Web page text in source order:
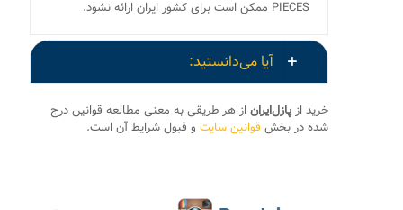
PIECES ممکن است برای کشور ایران ارائه نشود.
آیا می‌دانستید:
خرید از پازل‌ایران از هر طریقی به معنی مطالعه قوانین درج
شده در بخش قوانین سایت و قبول شرایط آن است.